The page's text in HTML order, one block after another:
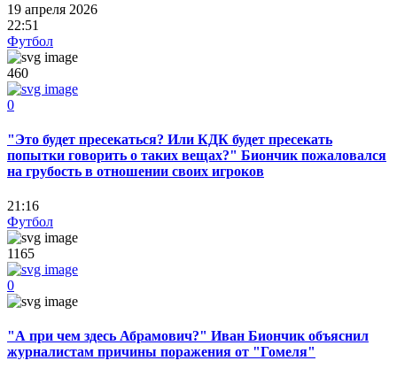
19 апреля 2026
22:51
Футбол
460
0
"Это будет пресекаться? Или КДК будет пресекать
попытки говорить о таких вещах?" Биончик пожаловался
на грубость в отношении своих игроков
21:16
Футбол
1165
0
"А при чем здесь Абрамович?" Иван Биончик объяснил
журналистам причины поражения от "Гомеля"